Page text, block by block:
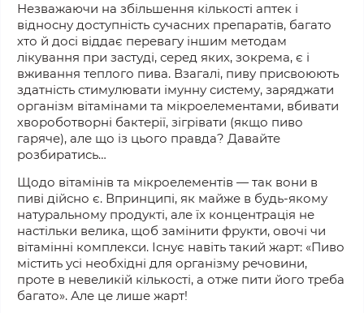
Незважаючи на збільшення кількості аптек і
відносну доступність сучасних препаратів, багато
хто й досі віддає перевагу іншим методам
лікування при застуді, серед яких, зокрема, є і
вживання теплого пива. Взагалі, пиву присвоюють
здатність стимулювати імунну систему, заряджати
організм вітамінами та мікроелементами, вбивати
хвороботворні бактерії, зігрівати (якщо пиво
гаряче), але що із цього правда? Давайте
розбиратись…
Щодо вітамінів та мікроелементів — так вони в
пиві дійсно є. Впринципі, як майже в будь-якому
натуральному продукті, але їх концентрація не
настільки велика, щоб замінити фрукти, овочі чи
вітамінні комплекси. Існує навіть такий жарт: «Пиво
містить усі необхідні для організму речовини,
проте в невеликій кількості, а отже пити його треба
багато». Але це лише жарт!